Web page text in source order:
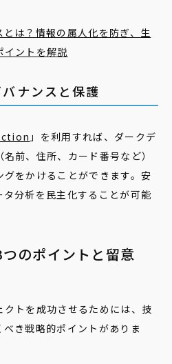
とは？情報の属人化を防ぎ、生
イントを解説
ナンスと保護
」を利用すれば、ダークデ
前、住所、カード番号など）
をかけることができます。安
分析を民主化することが可能
のポイントと留意
トを成功させるためには、技
き戦略的ポイントがありま